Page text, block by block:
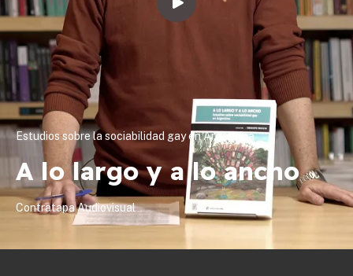
Estudios sobre la sociabilidad gay en Argentina
A lo largo y a lo ancho
Contratapa Audiovisual